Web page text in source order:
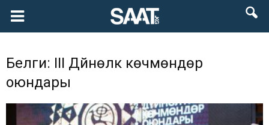
Белги: III Дүйнөлүк көчмөндөр
оюндары